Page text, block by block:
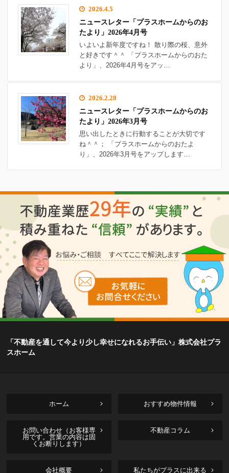
2026.4.5
ニュースレター「プラスホームからのお
たより」2026年4月号
いよいよ新年度ですね！ 散り際の桜、意外
と好きです＾＾ 「プラスホームからのおた
より」、2026年4月号をアッ…
2026.2.28
ニュースレター「プラスホームからのお
たより」2026年3月号
思い出したときに行動することが大切です
ね＾＾； 「プラスホームからのおたよ
り」、2026年3月号をアップします…
「不動産を通して今より少し幸せになれるお手伝い」株式会社プラ
スホーム
ホーム おすすめ物件情報
お問い合わせ（お客様専
用です。営業の内容は固
くお断りします）
不動産コラム
会社概要 私たちがプラスに出来る